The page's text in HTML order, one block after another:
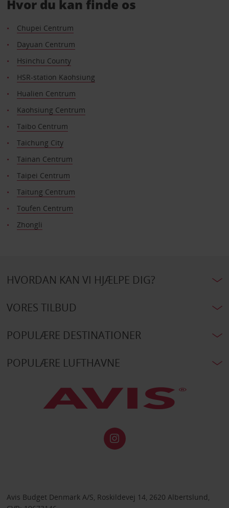
Hvor du kan finde os
Chupei Centrum
Dayuan Centrum
Hsinchu County
HSR-station Kaohsiung
Hualien Centrum
Kaohsiung Centrum
Taibo Centrum
Taichung City
Tainan Centrum
Taipei Centrum
Taitung Centrum
Toufen Centrum
Zhongli
HVORDAN KAN VI HJÆLPE DIG?
VORES TILBUD
POPULÆRE DESTINATIONER
POPULÆRE LUFTHAVNE
Avis Budget Denmark A/S, Roskildevej 14, 2620 Albertslund,